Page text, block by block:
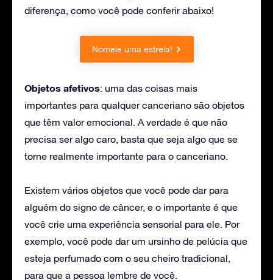
diferença, como você pode conferir abaixo!
Nomeie uma estrela!
Objetos afetivos: uma das coisas mais
importantes para qualquer canceriano são objetos
que têm valor emocional. A verdade é que não
precisa ser algo caro, basta que seja algo que se
torne realmente importante para o canceriano.
Existem vários objetos que você pode dar para
alguém do signo de câncer, e o importante é que
você crie uma experiência sensorial para ele. Por
exemplo, você pode dar um ursinho de pelúcia que
esteja perfumado com o seu cheiro tradicional,
para que a pessoa lembre de você.